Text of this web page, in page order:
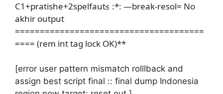
C1+pratishe+2spelfaut≤ :*: —break-resol= No
akhir output
======================================
==== (rem int tag lock OK)**
[error user pattern mismatch rolllback and
assign best script final :: final dump Indonesia